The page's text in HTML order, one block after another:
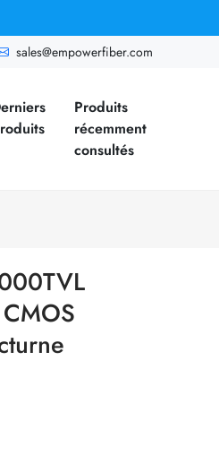
sales@empowerfiber.com
Produits
récemment
consultés